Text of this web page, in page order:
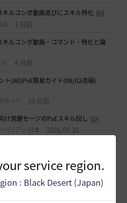
service region.
: Black Desert (Japan)
ルコンボ動画並びにスキル特化
3 日前
ルコンボ動画・コマンド・特化と論
ん 4 日前
ト(AG)PvE簡易ガイド(08/02改稿)
みっく 10 日前
け覚醒セージのPvEスキル回し
バリアン-日本 2026.05.25
2026.04.11
狩り用：基本コンボ／ラバム（スキ
／小技まとめ（2026/03）